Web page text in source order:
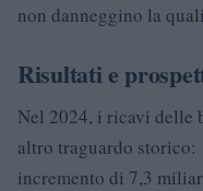
non danneggino la
Risultati e
Nel 2024, i ricavi delle
altro traguardo
incremento di 7,3